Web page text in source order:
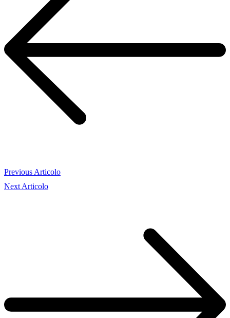
Previous Articolo
Next Articolo